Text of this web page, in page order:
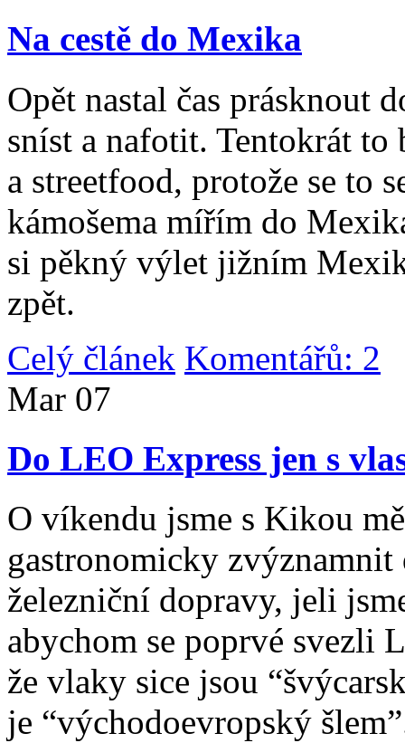
Na cestě do Mexika
Opět nastal čas prásknout
sníst a nafotit. Tentokrát
a streetfood, protože se to
kámošema mířím do
si pěkný výlet jižním
zpět.
Celý článek Komentářů: 2
Mar 07
Do LEO Express jen s
O víkendu jsme s Kikou
gastronomicky
železniční dopravy, jeli
abychom se poprvé svezli
že vlaky sice jsou
je “východoevropský